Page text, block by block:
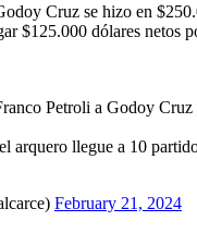
Cruz se hizo en
$125.000 dólares netos
Petroli a Godoy
arquero llegue a 10
February 21, 2024